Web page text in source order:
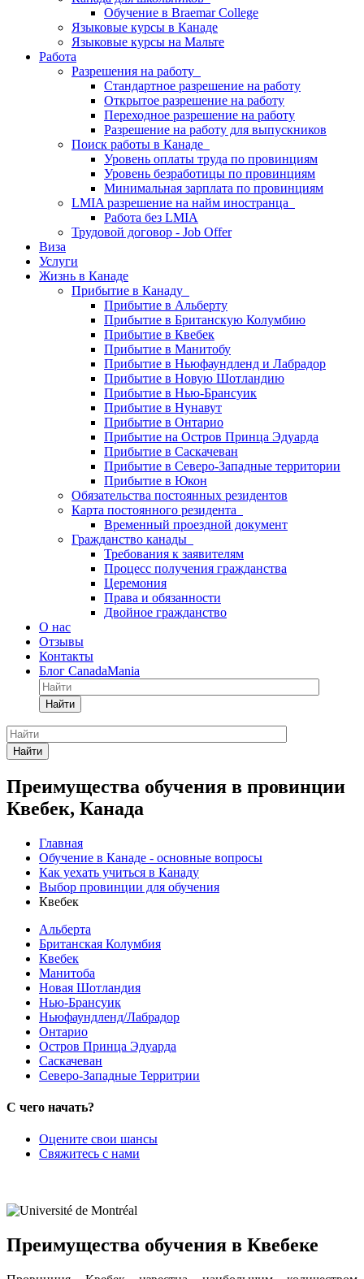
Обучение в Braemar College
Языковые курсы в Канаде
Языковые курсы на Мальте
Работа
Разрешения на работу
Стандартное разрешение на работу
Открытое разрешение на работу
Переходное разрешение на работу
Разрешение на работу для выпускников
Поиск работы в Канаде
Уровень оплаты труда по провинциям
Уровень безработицы по провинциям
Минимальная зарплата по провинциям
LMIA разрешение на найм иностранца
Работа без LMIA
Трудовой договор - Job Offer
Виза
Услуги
Жизнь в Канаде
Прибытие в Канаду
Прибытие в Альберту
Прибытие в Британскую Колумбию
Прибытие в Квебек
Прибытие в Манитобу
Прибытие в Ньюфаундленд и Лабрадор
Прибытие в Новую Шотландию
Прибытие в Нью-Брансуик
Прибытие в Нунавут
Прибытие в Онтарио
Прибытие на Остров Принца Эдуарда
Прибытие в Саскачеван
Прибытие в Северо-Западные территории
Прибытие в Юкон
Обязательства постоянных резидентов
Карта постоянного резидента
Временный проездной документ
Гражданство канады
Требования к заявителям
Процесс получения гражданства
Церемония
Права и обязанности
Двойное гражданство
О нас
Отзывы
Контакты
Блог CanadaMania
Найти
Найти
Преимущества обучения в провинции
Квебек, Канада
Главная
Обучение в Канаде - основные вопросы
Как уехать учиться в Канаду
Выбор провинции для обучения
Квебек
Альберта
Британская Колумбия
Квебек
Манитоба
Новая Шотландия
Нью-Брансуик
Ньюфаундленд/Лабрадор
Онтарио
Остров Принца Эдуарда
Саскачеван
Северо-Западные Территрии
С чего начать?
Оцените свои шансы
Свяжитесь с нами
Преимущества обучения в Квебеке